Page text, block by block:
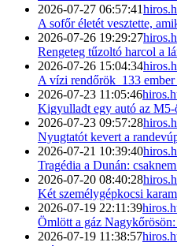
2026-07-27 06:57:41
A sofőr életét vesztette,
2026-07-26 19:29:27
Rengeteg tűzoltó harcol a
2026-07-26 15:04:34
A vízi rendőrök 133 ember
2026-07-23 11:05:46
Kigyulladt egy autó az M5-
2026-07-23 09:57:28
Nyugtatót kevert a
2026-07-21 10:39:40
Tragédia a Dunán:
2026-07-20 08:40:28
Két személygépkocsi
2026-07-19 22:11:39
Ömlött a gáz
2026-07-19 11:38:57